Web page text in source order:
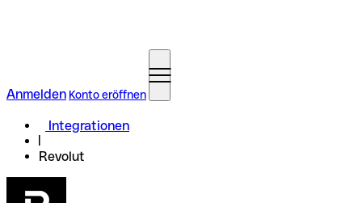
Anmelden Konto eröffnen
Integrationen
Revolut